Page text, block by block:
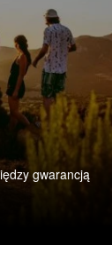
gwarancją